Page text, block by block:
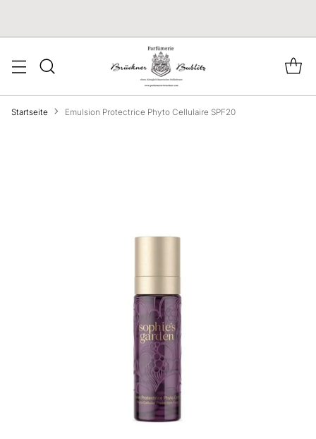
Startseite Emulsion Protectrice Phyto Cellulaire SPF20